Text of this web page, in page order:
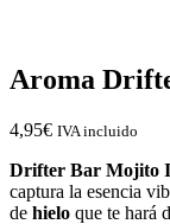
Aroma
4,95€ IVA incluido
Drifter Bar Mojito
captura la esencia
de hielo que te hará